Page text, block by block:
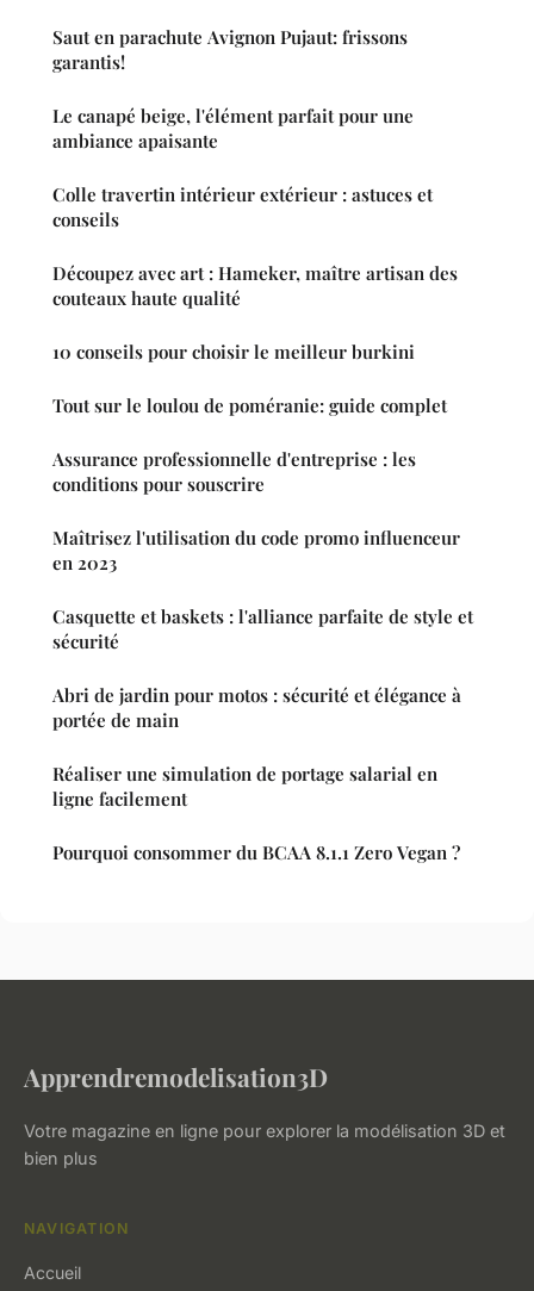
Saut en parachute Avignon Pujaut: frissons
garantis!
Le canapé beige, l'élément parfait pour une
ambiance apaisante
Colle travertin intérieur extérieur : astuces et
conseils
Découpez avec art : Hameker, maître artisan des
couteaux haute qualité
10 conseils pour choisir le meilleur burkini
Tout sur le loulou de poméranie: guide complet
Assurance professionnelle d'entreprise : les
conditions pour souscrire
Maîtrisez l'utilisation du code promo influenceur
en 2023
Casquette et baskets : l'alliance parfaite de style et
sécurité
Abri de jardin pour motos : sécurité et élégance à
portée de main
Réaliser une simulation de portage salarial en
ligne facilement
Pourquoi consommer du BCAA 8.1.1 Zero Vegan ?
Apprendremodelisation3D
Votre magazine en ligne pour explorer la modélisation 3D et
bien plus
NAVIGATION
Accueil